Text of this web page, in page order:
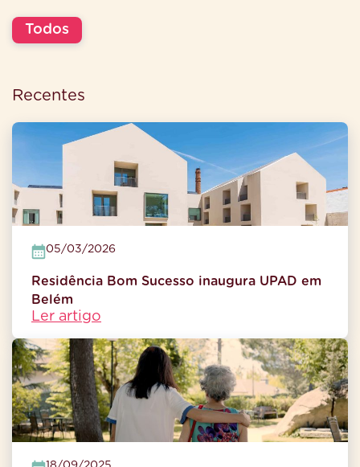
Todos
Recentes
05/03/2026
Residência Bom Sucesso inaugura UPAD em
Belém
Ler artigo